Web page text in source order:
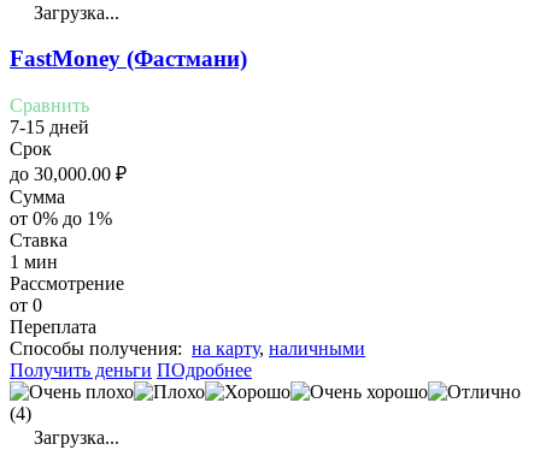
Загрузка...
FastMoney (Фастмани)
Сравнить
7-15 дней
Срок
до 30,000.00 ₽
Сумма
от 0% до 1%
Ставка
1 мин
Рассмотрение
от 0
Переплата
Cпособы получения: на карту, наличными
Получить деньги ПОдробнее
(4)
Загрузка...